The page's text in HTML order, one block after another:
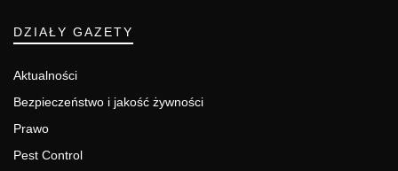
DZIAŁY GAZETY
Aktualności
Bezpieczeństwo i jakość żywności
Prawo
Pest Control